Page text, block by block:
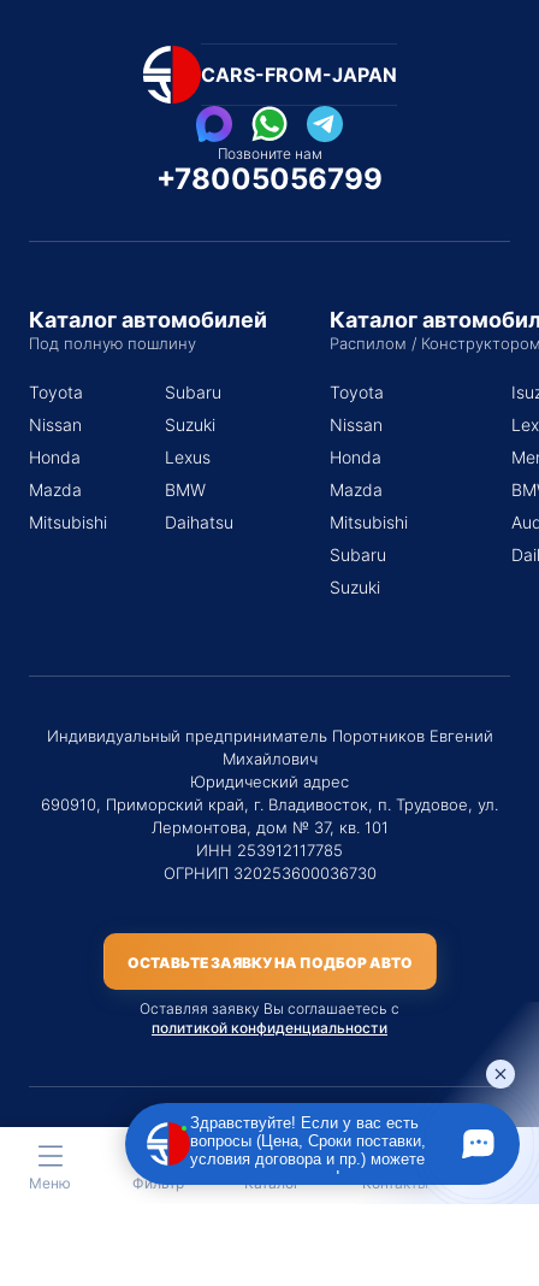
CARS-FROM-JAPAN
Позвоните нам
+78005056799
Каталог автомобилей
Под полную пошлину
Toyota
Nissan
Honda
Mazda
Mitsubishi
Subaru
Suzuki
Lexus
BMW
Daihatsu
Каталог
Распилом /
Toyota
Nissan
Honda
Mazda
Mitsubishi
Subaru
Suzuki
Индивидуальный предприниматель Поротников Евгений
Михайлович
Юридический адрес
690910, Приморский край, г. Владивосток, п. Трудовое, ул.
Лермонтова, дом № 37, кв. 101
ИНН 253912117785
ОГРНИП 320253600036730
ОСТАВЬТЕ ЗАЯВКУ НА ПОДБОР АВТО
Оставляя заявку Вы соглашаетесь с
политикой конфиденциальности
Материалы данного сайта являются публичной офертой
только на услугу сопровождения Агентом приобретения
транспортного средства Клиентом.
Меню Фильтр Каталог Контакты
Здравствуйте! Если у вас есть
вопросы (Цена, Сроки поставки,
условия договора и пр.) можете
задать их мне в чат!